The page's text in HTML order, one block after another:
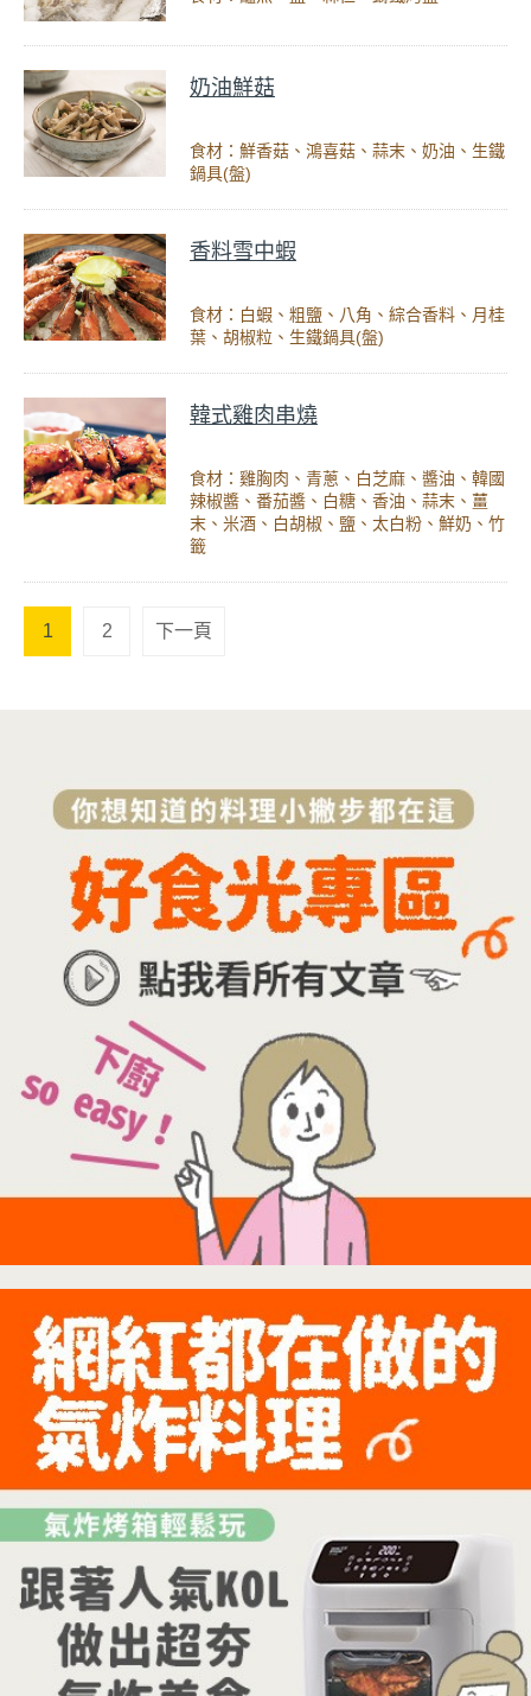
奶油鮮菇
食材：鮮香菇、鴻喜菇、蒜末、奶油、生鐵
鍋具(盤)
香料雪中蝦
食材：白蝦、粗鹽、八角、綜合香料、月桂
葉、胡椒粒、生鐵鍋具(盤)
韓式雞肉串燒
食材：雞胸肉、青蔥、白芝麻、醬油、韓國
辣椒醬、番茄醬、白糖、香油、蒜末、薑
末、米酒、白胡椒、鹽、太白粉、鮮奶、竹
籤
1 2 下一頁